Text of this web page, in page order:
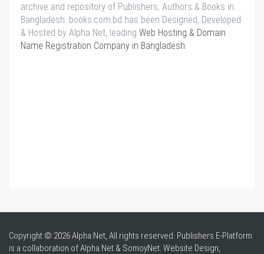
archive and repository of Publishers, Authors & Books in
Bangladesh. books.com.bd has been Designed, Developed
& Hosted by Alpha Net, leading Web Hosting & Domain
Name Registration Company in Bangladesh
Copyright © 2026 Alpha Net, All rights reserved. Publishers E-Platform
is a collaboration of Alpha Net & SomoyNet. Website Design,